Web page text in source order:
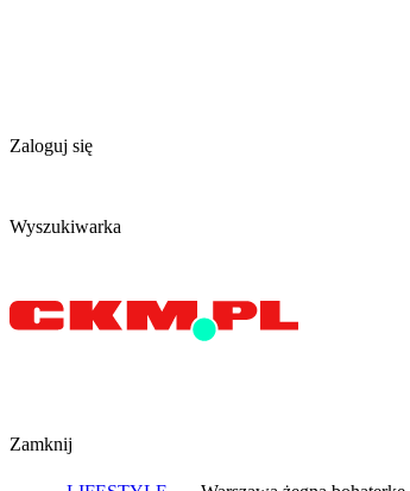
Zaloguj się
Wyszukiwarka
Zamknij